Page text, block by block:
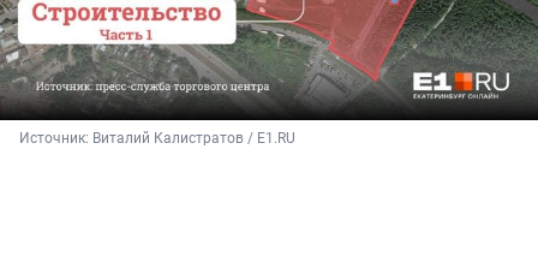
Источник: Виталий Калистратов / E1.RU